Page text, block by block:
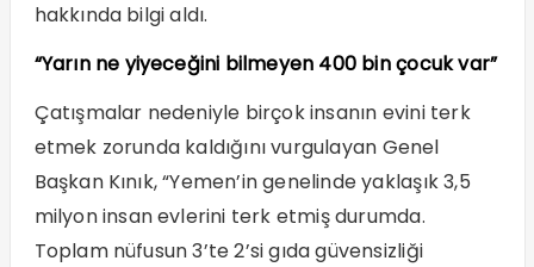
hakkında bilgi aldı.
“Yarın ne yiyeceğini bilmeyen 400 bin çocuk var”
Çatışmalar nedeniyle birçok insanın evini terk
etmek zorunda kaldığını vurgulayan Genel
Başkan Kınık, “Yemen’in genelinde yaklaşık 3,5
milyon insan evlerini terk etmiş durumda.
Toplam nüfusun 3’te 2’si gıda güvensizliği